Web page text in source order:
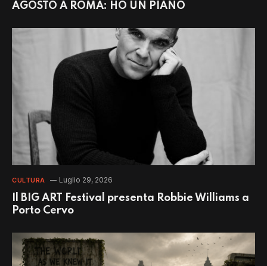
AGOSTO A ROMA: HO UN PIANO
CULTURA Luglio 29, 2026
Il BIG ART Festival presenta Robbie Williams a
Porto Cervo